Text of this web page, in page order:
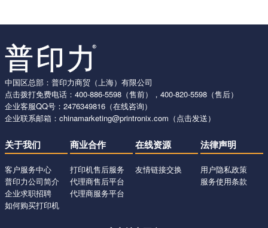
中国区总部：普印力商贸（上海）有限公司
点击拨打免费电话： 400-886-5598 （售前）， 400-820-5598 （售后）
企业客服QQ号： 2476349816 （在线咨询）
企业联系邮箱： chinamarketing@printronix.com （点击发送）
关于我们
客户服务中心
普印力公司简介
企业求职招聘
如何购买打印机
商业合作
打印机售后服务
代理商售后平台
代理商服务平台
在线资源
友情链接交换
法律声明
用户隐私政策
服务使用条款